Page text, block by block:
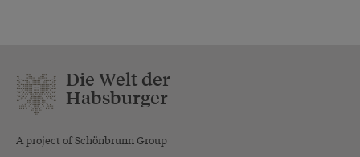
Die Welt der
Habsburger
A project of Schönbrunn Group